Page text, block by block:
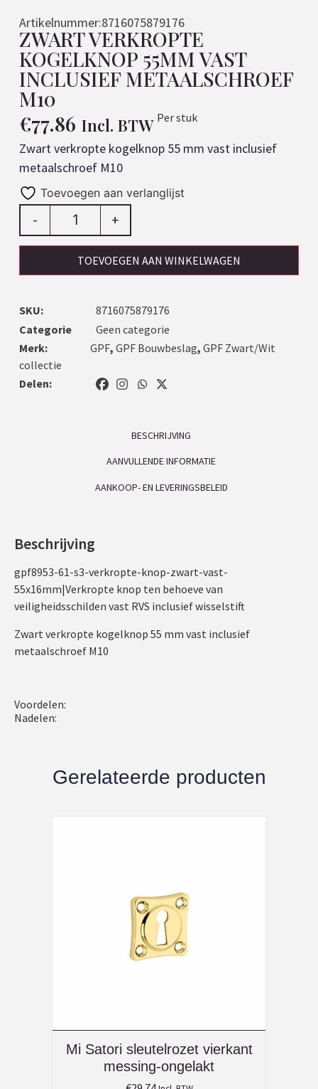
Artikelnummer:8716075879176
ZWART VERKROPTE
KOGELKNOP 55MM VAST
INCLUSIEF METAALSCHROEF
M10
€77.86 Incl. BTW Per stuk
Zwart verkropte kogelknop 55 mm vast inclusief
metaalschroef M10
Toevoegen aan verlanglijst
- +
TOEVOEGEN AAN WINKELWAGEN
SKU:
8716075879176
Categorie
Geen categorie
Merk:
GPF, GPF Bouwbeslag, GPF Zwart/Wit
collectie
Delen:
BESCHRIJVING
AANVULLENDE INFORMATIE
AANKOOP- EN LEVERINGSBELEID
Beschrijving
gpf8953-61-s3-verkropte-knop-zwart-vast-
55x16mm|Verkropte knop ten behoeve van
veiligheidsschilden vast RVS inclusief wisselstift
Zwart verkropte kogelknop 55 mm vast inclusief
metaalschroef M10
Voordelen:
Nadelen:
Gerelateerde producten
Mi Satori sleutelrozet vierkant
messing-ongelakt